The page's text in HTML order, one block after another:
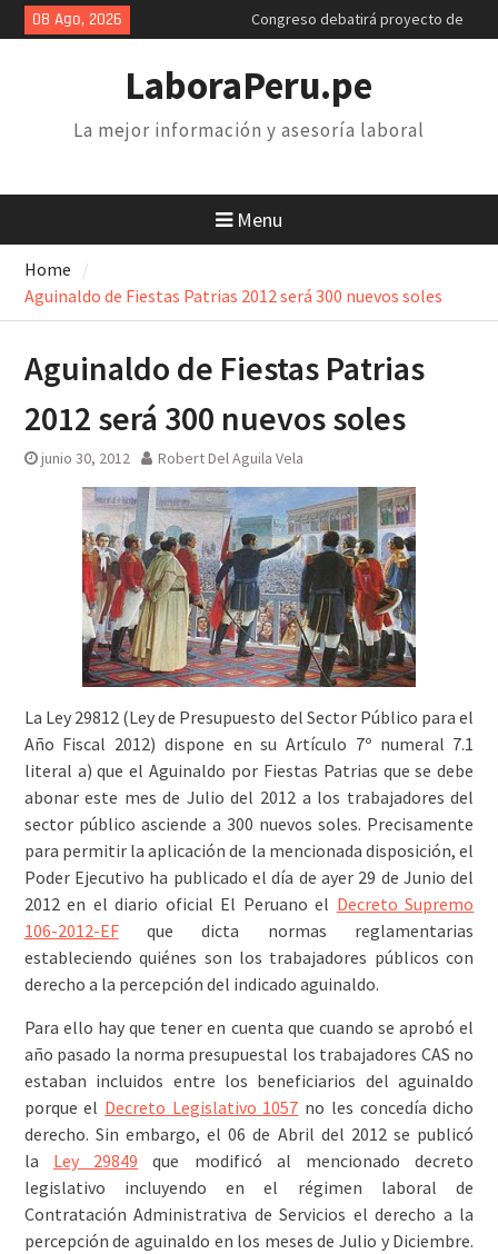
Skip
to
08 Ago, 2026
Congreso debatirá proyecto de
retiro AFP. Problema y solución
trabajadores anuncian paro y
huelga nacional
Retiro 25% AFP: el descuento
LaboraPeru.pe
La mejor información y asesoría laboral
Menu
Home
Aguinaldo de Fiestas Patrias 2012 será 300 nuevos soles
Aguinaldo de Fiestas Patrias
2012 será 300 nuevos soles
junio 30, 2012 Robert Del Aguila Vela
La Ley 29812 (Ley de Presupuesto del Sector Público para el
Año Fiscal 2012) dispone en su Artículo 7º numeral 7.1
literal a) que el Aguinaldo por Fiestas Patrias que se debe
abonar este mes de Julio del 2012 a los trabajadores del
sector público asciende a 300 nuevos soles. Precisamente
para permitir la aplicación de la mencionada disposición, el
Poder Ejecutivo ha publicado el día de ayer 29 de Junio del
2012 en el diario oficial El Peruano el Decreto Supremo
106-2012-EFque dicta normas reglamentarias
estableciendo quiénes son los trabajadores públicos con
derecho a la percepción del indicado aguinaldo.
Para ello hay que tener en cuenta que cuando se aprobó el
año pasado la norma presupuestal los trabajadores CAS no
estaban incluidos entre los beneficiarios del aguinaldo
porque el Decreto Legislativo 1057 no les concedía dicho
derecho. Sin embargo, el 06 de Abril del 2012 se publicó
la Ley 29849 que modificó al mencionado decreto
legislativo incluyendo en el régimen laboral de
Contratación Administrativa de Servicios el derecho a la
percepción de aguinaldo en los meses de Julio y Diciembre.